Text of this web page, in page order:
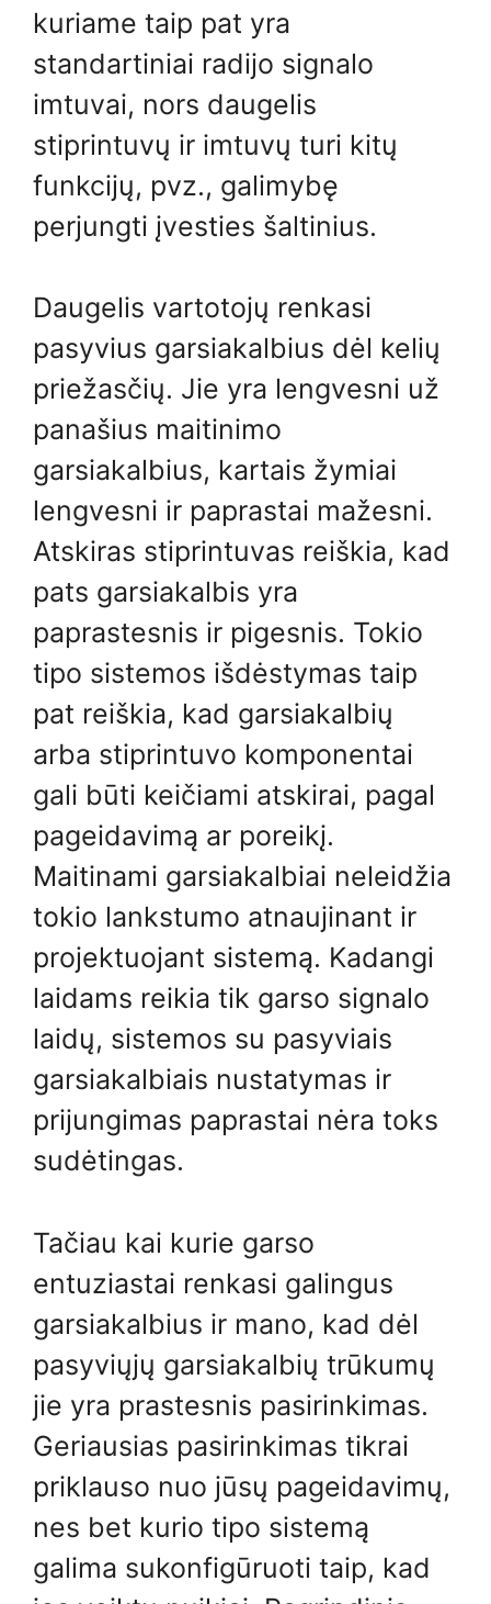
kuriame taip pat yra
standartiniai radijo signalo
imtuvai, nors daugelis
stiprintuvų ir imtuvų turi kitų
funkcijų, pvz., galimybę
perjungti įvesties šaltinius.
Daugelis vartotojų renkasi
pasyvius garsiakalbius dėl kelių
priežasčių. Jie yra lengvesni už
panašius maitinimo
garsiakalbius, kartais žymiai
lengvesni ir paprastai mažesni.
Atskiras stiprintuvas reiškia, kad
pats garsiakalbis yra
paprastesnis ir pigesnis. Tokio
tipo sistemos išdėstymas taip
pat reiškia, kad garsiakalbių
arba stiprintuvo komponentai
gali būti keičiami atskirai, pagal
pageidavimą ar poreikį.
Maitinami garsiakalbiai neleidžia
tokio lankstumo atnaujinant ir
projektuojant sistemą. Kadangi
laidams reikia tik garso signalo
laidų, sistemos su pasyviais
garsiakalbiais nustatymas ir
prijungimas paprastai nėra toks
sudėtingas.
Tačiau kai kurie garso
entuziastai renkasi galingus
garsiakalbius ir mano, kad dėl
pasyviųjų garsiakalbių trūkumų
jie yra prastesnis pasirinkimas.
Geriausias pasirinkimas tikrai
priklauso nuo jūsų pageidavimų,
nes bet kurio tipo sistemą
galima sukonfigūruoti taip, kad